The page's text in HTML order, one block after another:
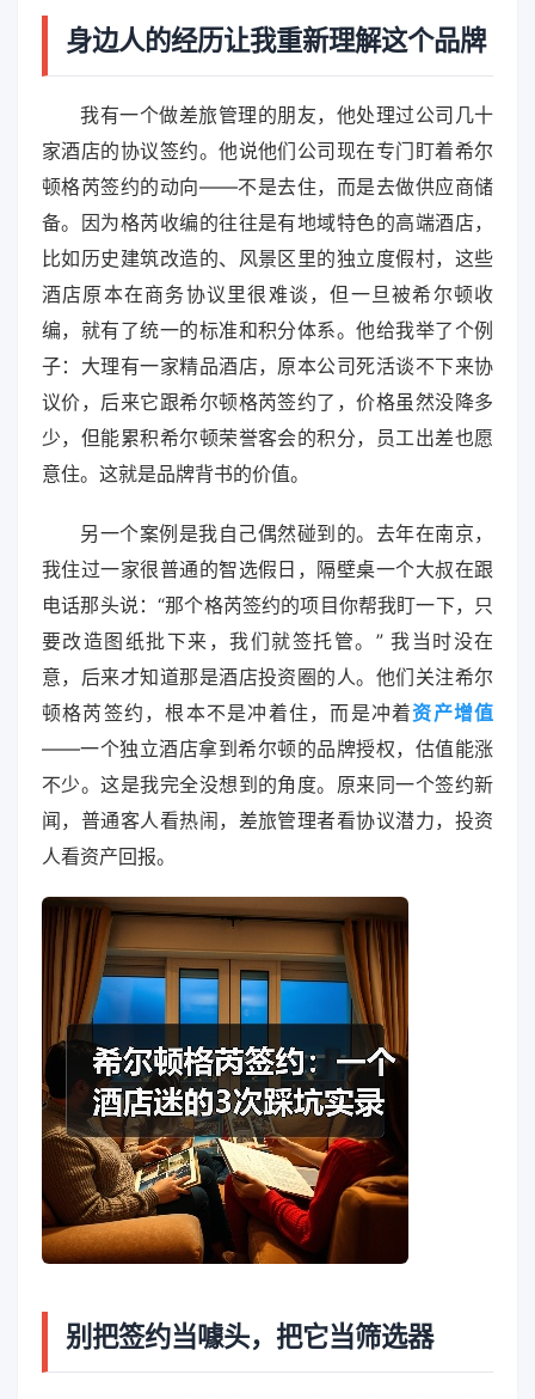
身边人的经历让我重新理解这个品牌
我有一个做差旅管理的朋友，他处理过公司几十
家酒店的协议签约。他说他们公司现在专门盯着希尔
顿格芮签约的动向——不是去住，而是去做供应商储
备。因为格芮收编的往往是有地域特色的高端酒店，
比如历史建筑改造的、风景区里的独立度假村，这些
酒店原本在商务协议里很难谈，但一旦被希尔顿收
编，就有了统一的标准和积分体系。他给我举了个例
子：大理有一家精品酒店，原本公司死活谈不下来协
议价，后来它跟希尔顿格芮签约了，价格虽然没降多
少，但能累积希尔顿荣誉客会的积分，员工出差也愿
意住。这就是品牌背书的价值。
另一个案例是我自己偶然碰到的。去年在南京，
我住过一家很普通的智选假日，隔壁桌一个大叔在跟
电话那头说：“那个格芮签约的项目你帮我盯一下，只
要改造图纸批下来，我们就签托管。” 我当时没在
意，后来才知道那是酒店投资圈的人。他们关注希尔
顿格芮签约，根本不是冲着住，而是冲着资产增值
——一个独立酒店拿到希尔顿的品牌授权，估值能涨
不少。这是我完全没想到的角度。原来同一个签约新
闻，普通客人看热闹，差旅管理者看协议潜力，投资
人看资产回报。
别把签约当噱头，把它当筛选器